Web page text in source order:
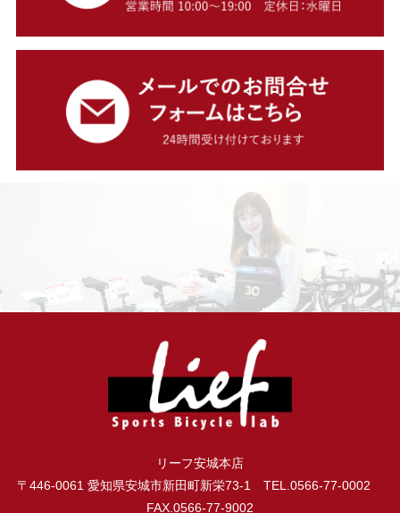
リーフ安城本店
〒446-0061 愛知県安城市新田町新栄73-1 TEL.0566-77-0002
FAX.0566-77-9002